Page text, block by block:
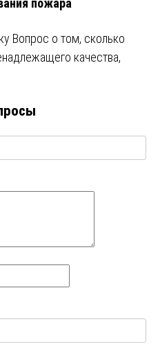
пожара
Вопрос о том, сколько
качества,